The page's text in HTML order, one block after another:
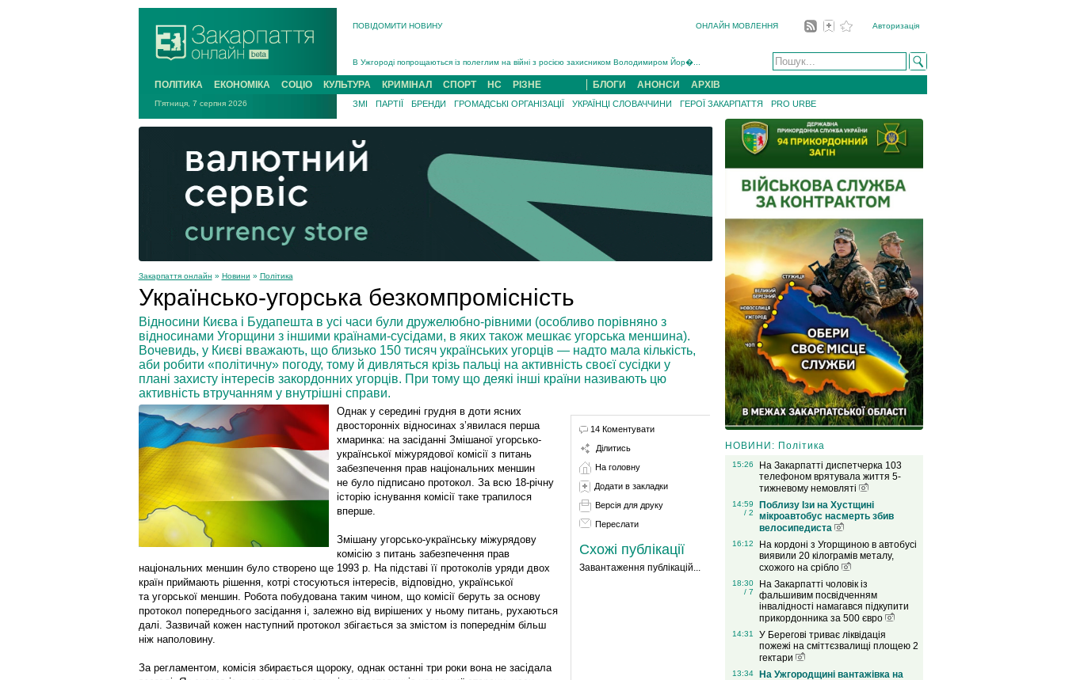
ПОВІДОМИТИ НОВИНУ ОНЛАЙН МОВЛЕННЯ Авторизація
В Ужгороді попрощаються із полеглим на війні з росією захисником Володимиром Йор�...
В Ужгороді 5 серпня попрощаються із захисником Богданом Югасом, який два роки �...
Підтвердили загибель захисника із Нанкова на Хустщині Юліана Гербея (ФОТО)[/gree...
На війні з рф поліг військовий з Виноградова Ігнат Роздяловський (ФОТО)...
На Хустщині внаслідок ДТП за участі трьох авто постраждали 13 людей (ФОТО)...
Інструктора районного ТЦК на Закарпатті судитимуть за обвинувачен...
ПОЛІТИКА ЕКОНОМІКА СОЦІО КУЛЬТУРА КРИМІНАЛ СПОРТ НС РІЗНЕ БЛОГИ АНОНСИ АРХІВ
П'ятниця, 7 серпня 2026 ЗМІ ПАРТІЇ БРЕНДИ ГРОМАДСЬКІ ОРГАНІЗАЦІЇ УКРАЇНЦІ СЛОВАЧЧИНИ ГЕРОЇ ЗАКАРПАТТЯ PRO URBE
Закарпаття онлайн » Новини » Політика
Українсько-угорська безкомпромісність
Відносини Києва і Будапешта в усі часи були дружелюбно-рівними (особливо порівняно з
відносинами Угорщини з іншими країнами-сусідами, в яких також мешкає угорська меншина).
Вочевидь, у Києві вважають, що близько 150 тисяч українських угорців — надто мала кількість,
аби робити «політичну» погоду, тому й дивляться крізь пальці на активність своєї сусідки у
плані захисту інтересів закордонних угорців. При тому що деякі інші країни називають цю
активність втручанням у внутрішні справи.
Однак у середині грудня в доти ясних
двосторонніх відносинах з’явилася перша
хмаринка: на засіданні Змішаної угорсько-
української міжурядової комісії з питань
забезпечення прав національних меншин
не було підписано протокол. За всю 18-річну
історію існування комісії таке трапилося
вперше.
Змішану угорсько-українську міжурядову
комісію з питань забезпечення прав
національних меншин було створено ще 1993 р. На підставі її протоколів уряди двох
країн приймають рішення, котрі стосуються інтересів, відповідно, української
та угорської меншин. Робота побудована таким чином, що комісії беруть за основу
протокол попереднього засідання і, залежно від вирішених у ньому питань, рухаються
далі. Зазвичай кожен нас­тупний протокол збігається за змістом із попереднім більш
ніж наполовину.
За регламентом, комісія збирається щороку, однак останні три роки вона не засідала
14 Коментувати
Ділитись
На головну
Додати в закладки
Версія для друку
Переслати
Схожі публікації
Завантаження публікацій...
НОВИНИ: Політика
15:26
На Закарпатті диспетчерка 103
телефоном врятувала життя 5-
тижневому немовляті
14:59
/ 2
Поблизу Ізи на Хустщині
мікроавтобус насмерть збив
велосипедиста
16:12
На кордоні з Угорщиною в автобусі
виявили 20 кілограмів металу,
схожого на срібло
18:30
/ 7
На Закарпатті чоловік із
фальшивим посвідченням
інвалідності намагався підкупити
прикордонника за 500 євро
14:31
У Берегові триває ліквідація
пожежі на сміттєзвалищі площею 2
гектари
13:34
На Ужгородщині вантажівка на